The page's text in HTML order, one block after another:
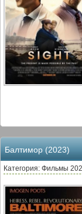
Балтимор (2023)
Категория: Фильмы